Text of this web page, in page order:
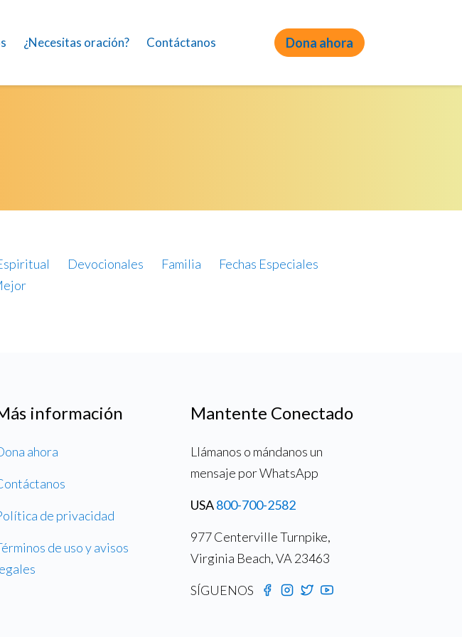
¿Necesitas oración? Contáctanos Dona ahora
Devocionales Familia
Fechas Especiales
información
ahora
de privacidad
de uso y avisos
Mantente Conectado
Llámanos o mándanos un
mensaje por WhatsApp
USA800-700-2582
977 Centerville Turnpike,
Virginia Beach, VA 23463
SÍGUENOS